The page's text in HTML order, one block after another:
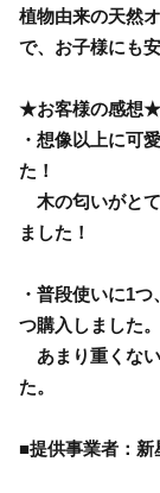
植物由来の天然
で、お子様にも
★お客様の感想★
・想像以上に可
た！
木の匂いがと
ました！
・普段使いに1
つ購入しました。
あまり重くな
た。
■提供事業者：新